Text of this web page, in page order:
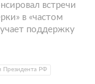
встречи
в «частом
поддержку
Президента РФ